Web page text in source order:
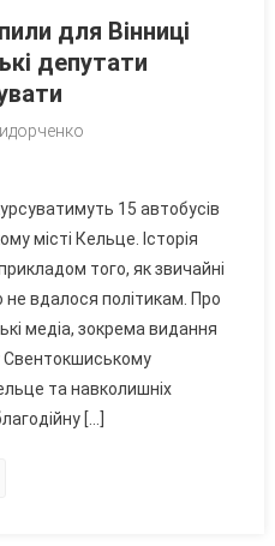
для Вінниці
депутати
15 автобусів
місті Кельце. Історія
того, як звичайні
вдалося політикам. Про
медіа, зокрема видання
Свентокшиському
та навколишніх
[…]